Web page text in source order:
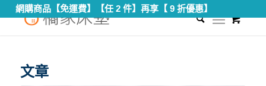
網購商品【免運費】【任 2 件】再享【 9 折優惠】
您現在的位置： 首頁 /獨立筒床墊缺點
文章